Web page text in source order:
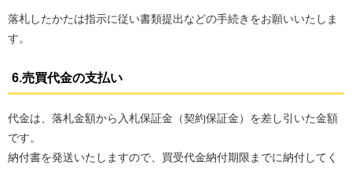
落札したかたは指示に従い書類提出などの手続きをお願いいたしま
す。
6.売買代金の支払い
代金は、落札金額から入札保証金（契約保証金）を差し引いた金額
です。
納付書を発送いたしますので、買受代金納付期限までに納付してく